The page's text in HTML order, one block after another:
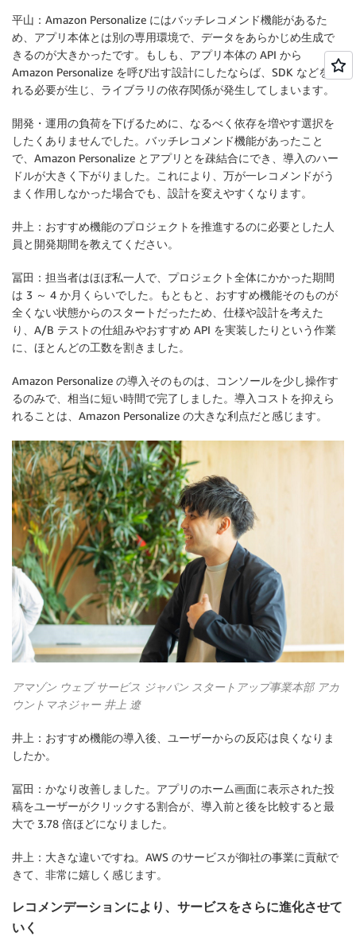
平山：Amazon Personalize にはバッチレコメンド機能があるた
め、アプリ本体とは別の専用環境で、データをあらかじめ生成で
きるのが大きかったです。もしも、アプリ本体の API から
Amazon Personalize を呼び出す設計にしたならば、SDK などを入
れる必要が生じ、ライブラリの依存関係が発生してしまいます。
開発・運用の負荷を下げるために、なるべく依存を増やす選択を
したくありませんでした。バッチレコメンド機能があったこと
で、Amazon Personalize とアプリとを疎結合にでき、導入のハー
ドルが大きく下がりました。これにより、万が一レコメンドがう
まく作用しなかった場合でも、設計を変えやすくなります。
井上：おすすめ機能のプロジェクトを推進するのに必要とした人
員と開発期間を教えてください。
冨田：担当者はほぼ私一人で、プロジェクト全体にかかった期間
は 3 ～ 4 か月くらいでした。もともと、おすすめ機能そのものが
全くない状態からのスタートだったため、仕様や設計を考えた
り、A/B テストの仕組みやおすすめ API を実装したりという作業
に、ほとんどの工数を割きました。
Amazon Personalize の導入そのものは、コンソールを少し操作す
るのみで、相当に短い時間で完了しました。導入コストを抑えら
れることは、Amazon Personalize の大きな利点だと感じます。
アマゾン ウェブ サービス ジャパン スタートアップ事業本部 アカ
ウントマネジャー 井上 遼
井上：おすすめ機能の導入後、ユーザーからの反応は良くなりま
したか。
冨田：かなり改善しました。アプリのホーム画面に表示された投
稿をユーザーがクリックする割合が、導入前と後を比較すると最
大で 3.78 倍ほどになりました。
井上：大きな違いですね。AWS のサービスが御社の事業に貢献で
きて、非常に嬉しく感じます。
レコメンデーションにより、サービスをさらに進化させて
いく